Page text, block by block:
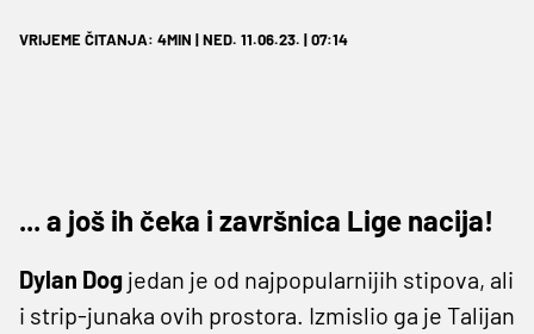
VRIJEME ČITANJA: 4MIN | NED. 11.06.23. | 07:14
... a još ih čeka i završnica Lige nacija!
Dylan Dog jedan je od najpopularnijih stipova, ali
i strip-junaka ovih prostora. Izmislio ga je Talijan